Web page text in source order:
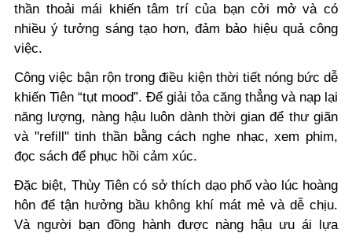
thần thoải mái khiến tâm trí của bạn cởi mở và có
nhiều ý tưởng sáng tạo hơn, đảm bảo hiệu quả công
việc.
Công việc bận rộn trong điều kiện thời tiết nóng bức dễ
khiến Tiên “tụt mood”. Để giải tỏa căng thẳng và nạp lại
năng lượng, nàng hậu luôn dành thời gian để thư giãn
và "refill" tinh thần bằng cách nghe nhạc, xem phim,
đọc sách để phục hồi cảm xúc.
Đặc biệt, Thùy Tiên có sở thích dạo phố vào lúc hoàng
hôn để tận hưởng bầu không khí mát mẻ và dễ chịu.
Và người bạn đồng hành được nàng hậu ưu ái lựa